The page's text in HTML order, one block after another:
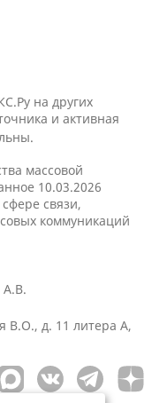
на других
и активная
массовой
10.03.2026
связи,
коммуникаций
А.В.
В.О., д. 11 литера А,